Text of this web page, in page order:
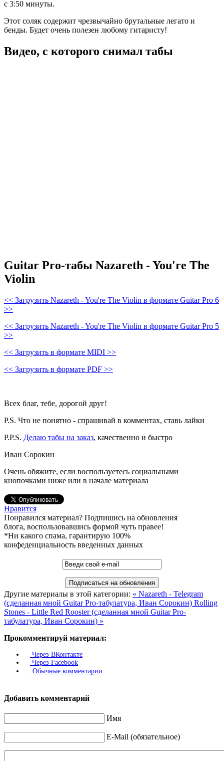
с 3:50 минуты.
Этот соляк содержит чрезвычайно брутальные легато и
бенды. Будет очень полезен любому гитаристу!
Видео, с которого снимал табы
Guitar Pro-табы Nazareth - You're The
Violin
<< Загрузить Nazareth - You're The Violin в формате Guitar Pro 6
>>
<< Загрузить Nazareth - You're The Violin в формате Guitar Pro 5
>>
<< Загрузить в формате MIDI >>
<< Загрузить в формате PDF >>
Всех благ, тебе, дорогой друг!
P.S. Что не понятно - спрашивай в комментах, ставь лайки
P.P.S. Делаю табы на заказ, качественно и быстро
Иван Сорокин
Очень обяжите, если воспользуетесь социальными
кнопочками ниже или в начале материала
Нравится
Понравился материал? Подпишись на обновления
блога, воспользовавшись формой чуть правее!
*Ни какого спама, гарантирую 100%
конфеденциальность введенных данных
Другие материалы в этой категории: « Nazareth - Telegram
(сделанная мной Guitar Pro-табулатура, Иван Сорокин) Rolling
Stones - Little Red Rooster (сделанная мной Guitar Pro-
табулатура, Иван Сорокин) »
Прокомментируй материал:
Через ВКонтакте
Через Facebook
Обычные комментарии
Добавить комментарий
Имя
E-Mail (обязательное)